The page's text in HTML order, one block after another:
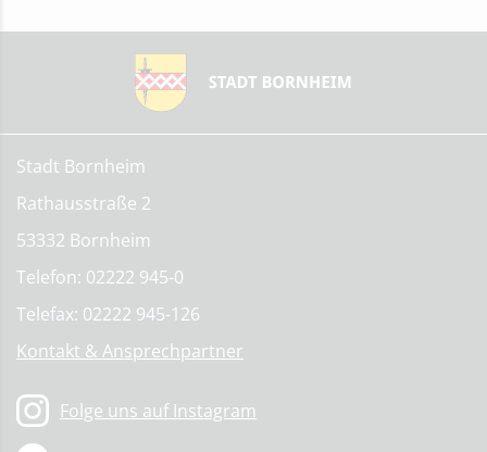
Stadt Bornheim
Rathausstraße 2
53332 Bornheim
Telefon: 02222 945-0
Telefax: 02222 945-126
Kontakt & Ansprechpartner
Folge uns auf Instagram